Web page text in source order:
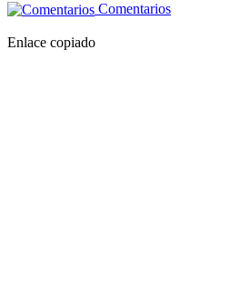
Comentarios
Enlace copiado